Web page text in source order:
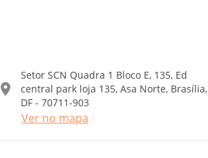
Setor SCN Quadra 1 Bloco E, 135, Ed
central park loja 135, Asa Norte, Brasília,
DF - 70711-903
Ver no mapa